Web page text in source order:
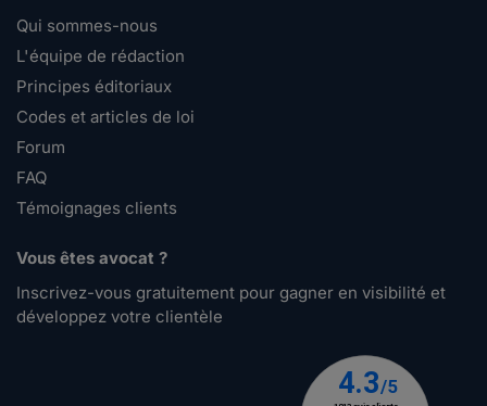
Qui sommes-nous
L'équipe de rédaction
Principes éditoriaux
Codes et articles de loi
Forum
FAQ
Témoignages clients
Vous êtes avocat ?
Inscrivez-vous gratuitement pour gagner en visibilité et
développez votre clientèle